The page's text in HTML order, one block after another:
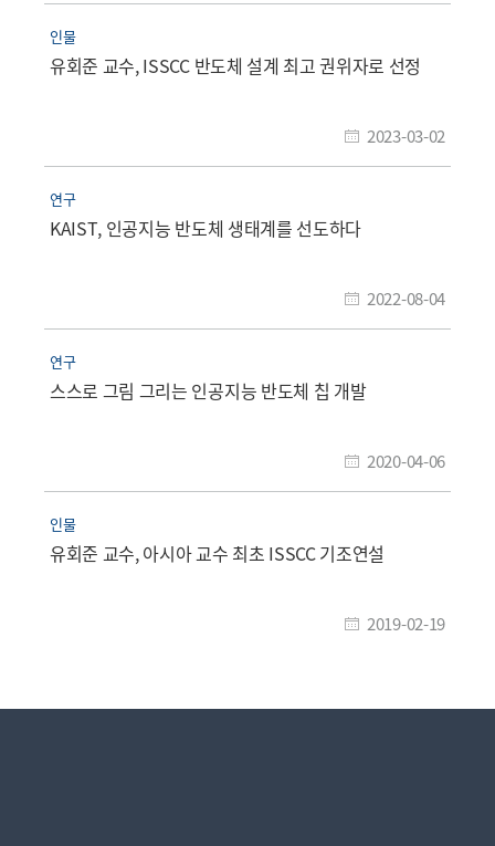
인물
유회준 교수, ISSCC 반도체 설계 최고 권위자로 선정
2023-03-02
연구
KAIST, 인공지능 반도체 생태계를 선도하다
2022-08-04
연구
스스로 그림 그리는 인공지능 반도체 칩 개발
2020-04-06
인물
유회준 교수, 아시아 교수 최초 ISSCC 기조연설
2019-02-19